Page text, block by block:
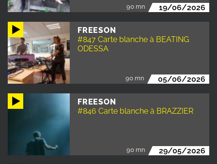
90 mn 19/06/2026
FREESON
#847 Carte blanche à BEATING
ODESSA
90 mn 05/06/2026
FREESON
#846 Carte blanche à BRAZZIER
90 mn 29/05/2026